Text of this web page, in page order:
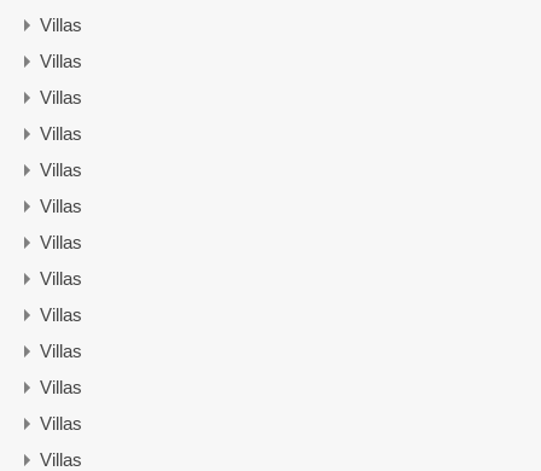
Villas
Villas
Villas
Villas
Villas
Villas
Villas
Villas
Villas
Villas
Villas
Villas
Villas